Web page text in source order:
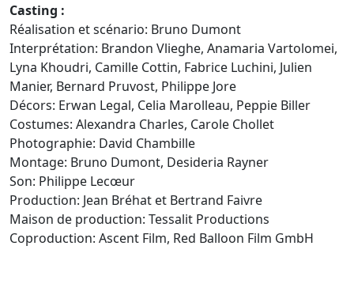
Casting :
Réalisation et scénario: Bruno Dumont
Interprétation: Brandon Vlieghe, Anamaria Vartolomei,
Lyna Khoudri, Camille Cottin, Fabrice Luchini, Julien
Manier, Bernard Pruvost, Philippe Jore
Décors: Erwan Legal, Celia Marolleau, Peppie Biller
Costumes: Alexandra Charles, Carole Chollet
Photographie: David Chambille
Montage: Bruno Dumont, Desideria Rayner
Son: Philippe Lecœur
Production: Jean Bréhat et Bertrand Faivre
Maison de production: Tessalit Productions
Coproduction: Ascent Film, Red Balloon Film GmbH